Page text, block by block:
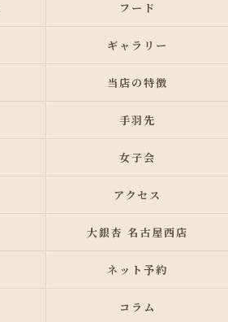
フード
ギャラリー
当店の特徴
手羽先
女子会
アクセス
大銀杏 名古屋西店
ネット予約
コラム